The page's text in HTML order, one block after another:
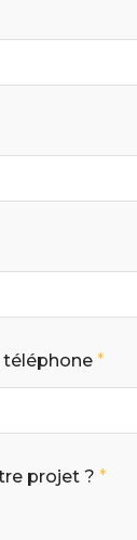
téléphone *
projet ? *